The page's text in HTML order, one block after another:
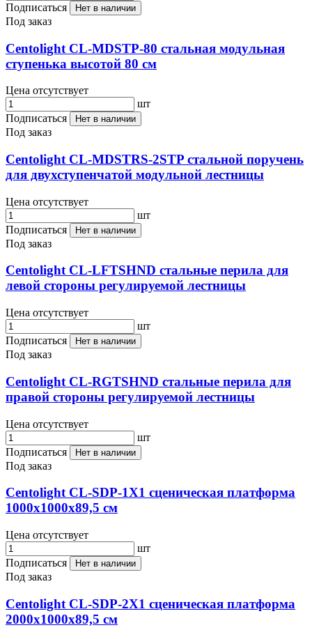
Подписаться
Нет в наличии
Под заказ
Centolight CL-MDSTP-80 стальная модульная
ступенька высотой 80 см
Цена отсутствует
шт
Подписаться
Нет в наличии
Под заказ
Centolight CL-MDSTRS-2STP стальной поручень
для двухступенчатой модульной лестницы
Цена отсутствует
шт
Подписаться
Нет в наличии
Под заказ
Centolight CL-LFTSHND стальные перила для
левой стороны регулируемой лестницы
Цена отсутствует
шт
Подписаться
Нет в наличии
Под заказ
Centolight CL-RGTSHND стальные перила для
правой стороны регулируемой лестницы
Цена отсутствует
шт
Подписаться
Нет в наличии
Под заказ
Centolight CL-SDP-1X1 сценическая платформа
1000х1000х89,5 см
Цена отсутствует
шт
Подписаться
Нет в наличии
Под заказ
Centolight CL-SDP-2X1 сценическая платформа
2000х1000х89,5 см